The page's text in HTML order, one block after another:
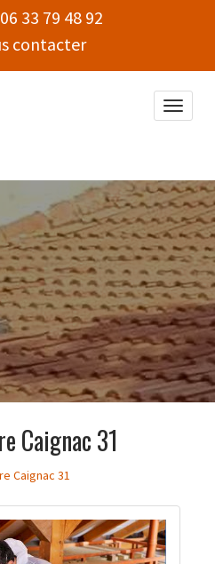
06 33 79 48 92
contacter
Toggle
Caignac 31
Caignac 31